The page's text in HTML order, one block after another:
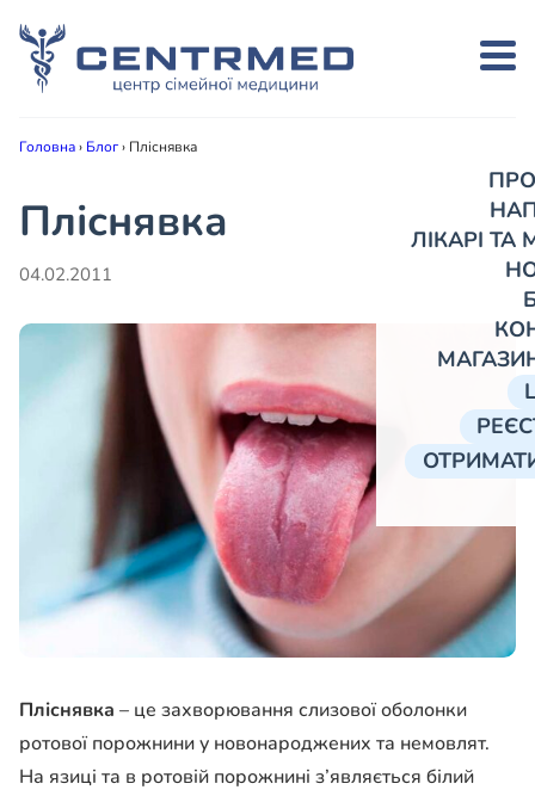
ЛІКАРІ
Головна› Блог› Пліснявка
Пліснявка
04.02.2011
Пліснявка – це захворювання слизової оболонки
ротової порожнини у новонароджених та немовлят.
На язиці та в ротовій порожнині з’являється білий